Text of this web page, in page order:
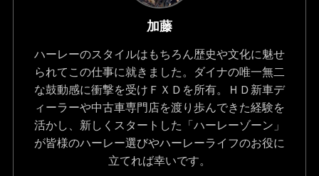
加藤
ハーレーのスタイルはもちろん歴史や文化に魅せ
られてこの仕事に就きました。ダイナの唯一無二
な鼓動感に衝撃を受けＦＸＤを所有。ＨＤ新車デ
ィーラーや中古車専門店を渡り歩んできた経験を
活かし、新しくスタートした「ハーレーゾーン」
が皆様のハーレー選びやハーレーライフのお役に
立てれば幸いです。